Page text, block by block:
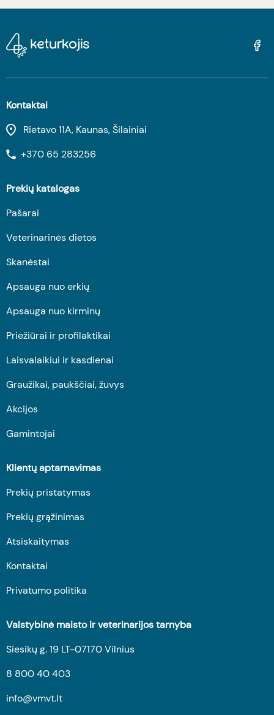
Kontaktai
Rietavo 11A, Kaunas, Šilainiai
+370 65 283256
Prekių katalogas
Pašarai
Veterinarinės dietos
Skanėstai
Apsauga nuo erkių
Apsauga nuo kirminų
Priežiūrai ir profilaktikai
Laisvalaikiui ir kasdienai
Graužikai, paukščiai, žuvys
Akcijos
Gamintojai
Klientų aptarnavimas
Prekių pristatymas
Prekių grąžinimas
Atsiskaitymas
Kontaktai
Privatumo politika
Valstybinė maisto ir veterinarijos tarnyba
Siesikų g. 19 LT-07170 Vilnius
8 800 40 403
info@vmvt.lt